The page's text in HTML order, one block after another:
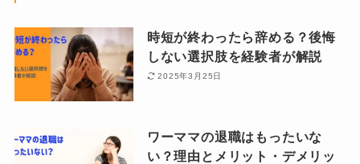
時短が終わったら辞める？後悔
しない選択肢を経験者が解説
2025年3月25日
ワーママの退職はもったいな
い？理由とメリット・デメリッ